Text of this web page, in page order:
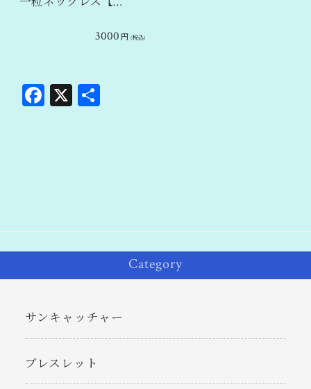
3000 円 (税込)
Fa X
Category
サンキャッチャー
ブレスレット